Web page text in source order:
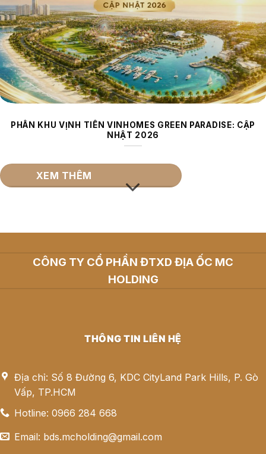
PHÂN KHU VỊNH TIÊN VINHOMES GREEN PARADISE: CẬP
NHẬT 2026
XEM THÊM
CÔNG TY CỔ PHẦN ĐTXD ĐỊA ỐC MC
HOLDING
THÔNG TIN LIÊN HỆ
Địa chỉ: Số 8 Đường 6, KDC CityLand Park Hills, P. Gò
Vấp, TP.HCM
Hotline: 0966 284 668
Email: bds.mcholding@gmail.com